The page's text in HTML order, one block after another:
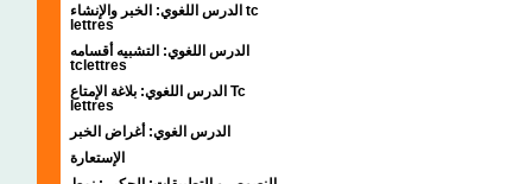
الدرس اللغوي: الخبر والإنشاء tc
lettres
الدرس اللغوي: التشبيه أقسامه
tclettres
الدرس اللغوي: بلاغة الإمتاع Tc
lettres
الدرس الغوي: أغراض الخبر
الإستعارة